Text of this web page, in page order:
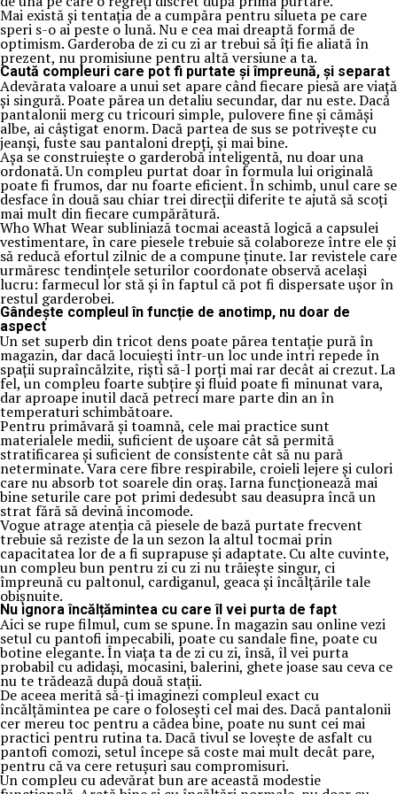
Mai există și tentația de a cumpăra pentru silueta pe care
speri s-o ai peste o lună. Nu e cea mai dreaptă formă de
optimism. Garderoba de zi cu zi ar trebui să îți fie aliată în
prezent, nu promisiune pentru altă versiune a ta.
Caută compleuri care pot fi purtate și împreună, și separat
Adevărata valoare a unui set apare când fiecare piesă are viață
și singură. Poate părea un detaliu secundar, dar nu este. Dacă
pantalonii merg cu tricouri simple, pulovere fine și cămăși
albe, ai câștigat enorm. Dacă partea de sus se potrivește cu
jeanși, fuste sau pantaloni drepți, și mai bine.
Așa se construiește o garderobă inteligentă, nu doar una
ordonată. Un compleu purtat doar în formula lui originală
poate fi frumos, dar nu foarte eficient. În schimb, unul care se
desface în două sau chiar trei direcții diferite te ajută să scoți
mai mult din fiecare cumpărătură.
Who What Wear subliniază tocmai această logică a capsulei
vestimentare, în care piesele trebuie să colaboreze între ele și
să reducă efortul zilnic de a compune ținute. Iar revistele care
urmăresc tendințele seturilor coordonate observă același
lucru: farmecul lor stă și în faptul că pot fi dispersate ușor în
restul garderobei.
Gândește compleul în funcție de anotimp, nu doar de
aspect
Un set superb din tricot dens poate părea tentație pură în
magazin, dar dacă locuiești într-un loc unde intri repede în
spații supraîncălzite, riști să-l porți mai rar decât ai crezut. La
fel, un compleu foarte subțire și fluid poate fi minunat vara,
dar aproape inutil dacă petreci mare parte din an în
temperaturi schimbătoare.
Pentru primăvară și toamnă, cele mai practice sunt
materialele medii, suficient de ușoare cât să permită
stratificarea și suficient de consistente cât să nu pară
neterminate. Vara cere fibre respirabile, croieli lejere și culori
care nu absorb tot soarele din oraș. Iarna funcționează mai
bine seturile care pot primi dedesubt sau deasupra încă un
strat fără să devină incomode.
Vogue atrage atenția că piesele de bază purtate frecvent
trebuie să reziste de la un sezon la altul tocmai prin
capacitatea lor de a fi suprapuse și adaptate. Cu alte cuvinte,
un compleu bun pentru zi cu zi nu trăiește singur, ci
împreună cu paltonul, cardiganul, geaca și încălțările tale
obișnuite.
Nu ignora încălțămintea cu care îl vei purta de fapt
Aici se rupe filmul, cum se spune. În magazin sau online vezi
setul cu pantofi impecabili, poate cu sandale fine, poate cu
botine elegante. În viața ta de zi cu zi, însă, îl vei purta
probabil cu adidași, mocasini, balerini, ghete joase sau ceva ce
nu te trădează după două stații.
De aceea merită să-ți imaginezi compleul exact cu
încălțămintea pe care o folosești cel mai des. Dacă pantalonii
cer mereu toc pentru a cădea bine, poate nu sunt cei mai
practici pentru rutina ta. Dacă tivul se lovește de asfalt cu
pantofi comozi, setul începe să coste mai mult decât pare,
pentru că va cere retușuri sau compromisuri.
Un compleu cu adevărat bun are această modestie